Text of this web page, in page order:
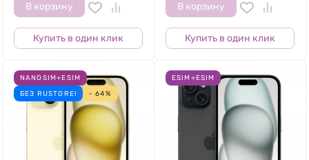
В корзину
Купить в один клик
В корзину
Купить в один клик
NANOSIM+ESIM
БЕЗ RUSTORE!
- 64%
ESIM+ESIM